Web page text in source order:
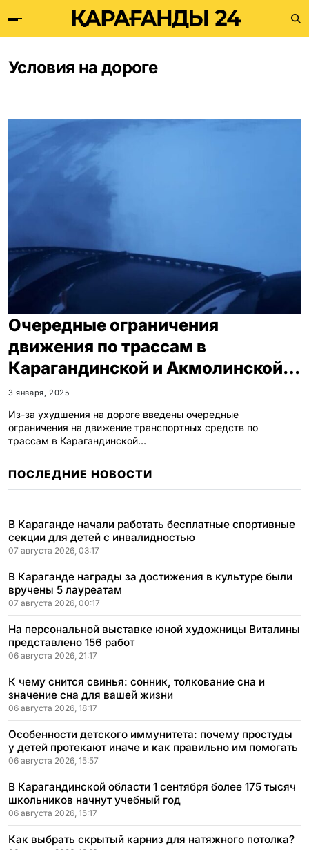
Условия на дороге
Очередные ограничения
движения по трассам в
Карагандинской и Акмолинской
областях
3 января, 2025
Из-за ухудшения на дороге введены очередные
ограничения на движение транспортных средств по
трассам в Карагандинской…
ПОСЛЕДНИЕ НОВОСТИ
В Караганде начали работать бесплатные спортивные
секции для детей с инвалидностью
07 августа 2026, 03:17
В Караганде награды за достижения в культуре были
вручены 5 лауреатам
07 августа 2026, 00:17
На персональной выставке юной художницы Виталины
представлено 156 работ
06 августа 2026, 21:17
К чему снится свинья: сонник, толкование сна и
значение сна для вашей жизни
06 августа 2026, 18:17
Особенности детского иммунитета: почему простуды
у детей протекают иначе и как правильно им помогать
06 августа 2026, 15:57
В Карагандинской области 1 сентября более 175 тысяч
школьников начнут учебный год
06 августа 2026, 15:17
Как выбрать скрытый карниз для натяжного потолка?